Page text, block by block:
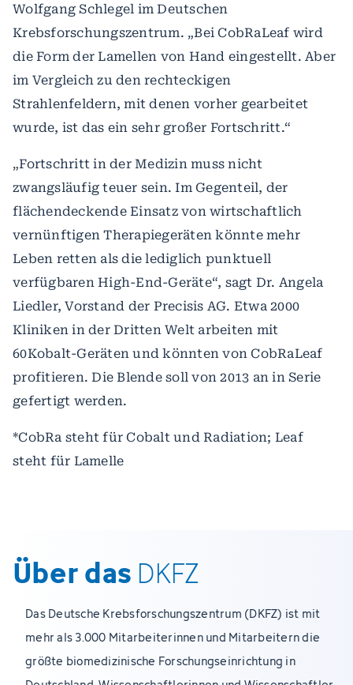
Wolfgang Schlegel im Deutschen
Krebsforschungszentrum. „Bei CobRaLeaf wird
die Form der Lamellen von Hand eingestellt. Aber
im Vergleich zu den rechteckigen
Strahlenfeldern, mit denen vorher gearbeitet
wurde, ist das ein sehr großer Fortschritt.“
„Fortschritt in der Medizin muss nicht
zwangsläufig teuer sein. Im Gegenteil, der
flächendeckende Einsatz von wirtschaftlich
vernünftigen Therapiegeräten könnte mehr
Leben retten als die lediglich punktuell
verfügbaren High-End-Geräte“, sagt Dr. Angela
Liedler, Vorstand der Precisis AG. Etwa 2000
Kliniken in der Dritten Welt arbeiten mit
60Kobalt-Geräten und könnten von CobRaLeaf
profitieren. Die Blende soll von 2013 an in Serie
gefertigt werden.
*CobRa steht für Cobalt und Radiation; Leaf
steht für Lamelle
Über das DKFZ
Das Deutsche Krebsforschungszentrum (DKFZ) ist mit
mehr als 3.000 Mitarbeiterinnen und Mitarbeitern die
größte biomedizinische Forschungseinrichtung in